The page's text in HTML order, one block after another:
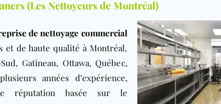
(Les Nettoyeurs de Montréal)
de nettoyage commercial
et de haute qualité à Montréal,
Gatineau, Ottawa, Québec,
années d’expérience,
réputation basée sur le